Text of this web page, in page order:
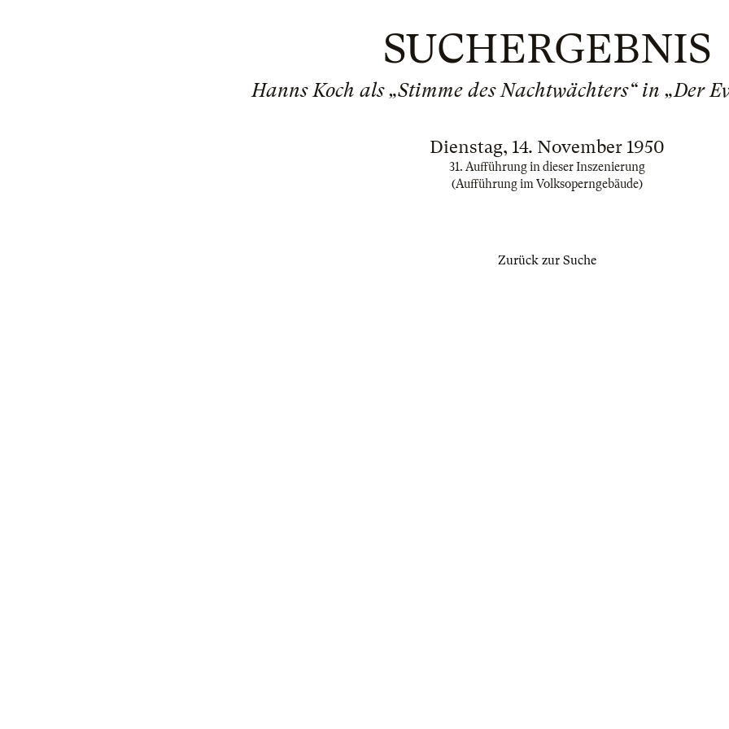
SUCHERGEBNIS
Hanns Koch als „Stimme des Nachtwächters“ in „Der
Dienstag, 14. November 1950
31. Aufführung in dieser Inszenierung
(Aufführung im Volksoperngebäude)
Zurück zur Suche